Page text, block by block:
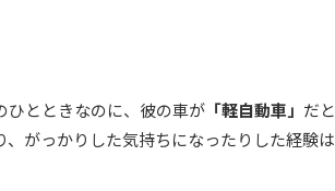
ひとときなのに、彼の車が 「軽自動車」 だと
がっかりした気持ちになったりした経験は